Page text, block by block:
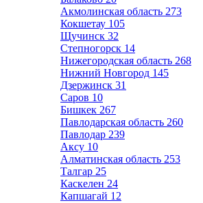
Акмолинская область 273
Кокшетау 105
Щучинск 32
Степногорск 14
Нижегородская область 268
Нижний Новгород 145
Дзержинск 31
Саров 10
Бишкек 267
Павлодарская область 260
Павлодар 239
Аксу 10
Алматинская область 253
Талгар 25
Каскелен 24
Капшагай 12